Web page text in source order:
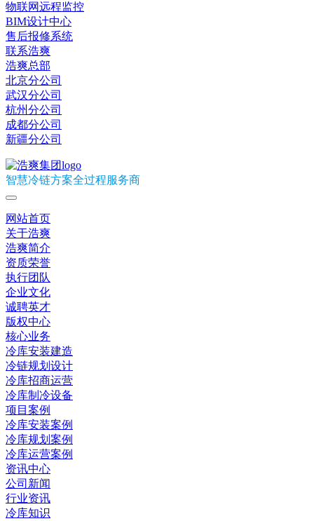
物联网远程监控
BIM设计中心
售后报修系统
联系浩爽
浩爽总部
北京分公司
武汉分公司
杭州分公司
成都分公司
新疆分公司
智慧冷链方案全过程服务商
网站首页
关于浩爽
浩爽简介
资质荣誉
执行团队
企业文化
诚聘英才
版权中心
核心业务
冷库安装建造
冷链规划设计
冷库招商运营
冷库制冷设备
项目案例
冷库安装案例
冷库规划案例
冷库运营案例
资讯中心
公司新闻
行业资讯
冷库知识